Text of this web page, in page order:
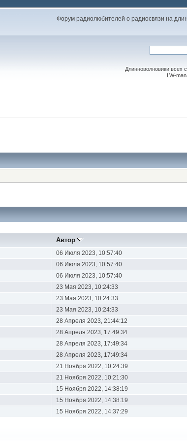
Форум радиолюбителей о радиосвязи на
Длинноволновики всех
LW-
Автор
06 Июля 2023, 10:57:40
06 Июля 2023, 10:57:40
06 Июля 2023, 10:57:40
23 Мая 2023, 10:24:33
23 Мая 2023, 10:24:33
23 Мая 2023, 10:24:33
28 Апреля 2023, 21:44:12
28 Апреля 2023, 17:49:34
28 Апреля 2023, 17:49:34
28 Апреля 2023, 17:49:34
21 Ноября 2022, 10:24:39
21 Ноября 2022, 10:21:30
15 Ноября 2022, 14:38:19
15 Ноября 2022, 14:38:19
15 Ноября 2022, 14:37:29